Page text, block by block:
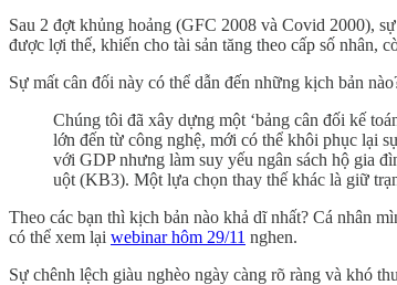
Sau 2 đợt khủng hoảng (GFC 2008 và Covid 2000),
được lợi thế, khiến cho tài sản tăng theo cấp số nhân,
Sự mất cân đối này có thể dẫn đến những kịch bản
Chúng tôi đã xây dựng một ‘bảng cân đối kế
lớn đến từ công nghệ, mới có thể khôi phục lại
với GDP nhưng làm suy yếu ngân sách hộ gia
uột (KB3). Một lựa chọn thay thế khác là giữ
Theo các bạn thì kịch bản nào khả dĩ nhất? Cá nhân
có thể xem lại webinar hôm 29/11 nghen.
Sự chênh lệch giàu nghèo ngày càng rõ ràng và khó